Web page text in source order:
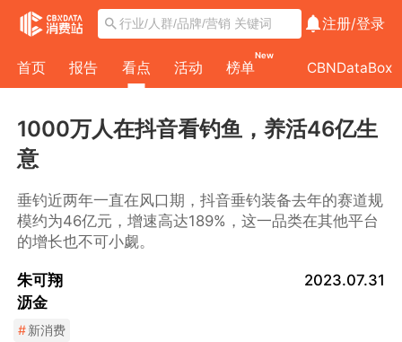
注册/登录
首页 报告 看点 活动 榜单
New
CBNDataBox
1000万人在抖音看钓鱼，养活46亿生
意
垂钓近两年一直在风口期，抖音垂钓装备去年的赛道规
模约为46亿元，增速高达189%，这一品类在其他平台
的增长也不可小觑。
朱可翔
沥金
2023.07.31
#新消费